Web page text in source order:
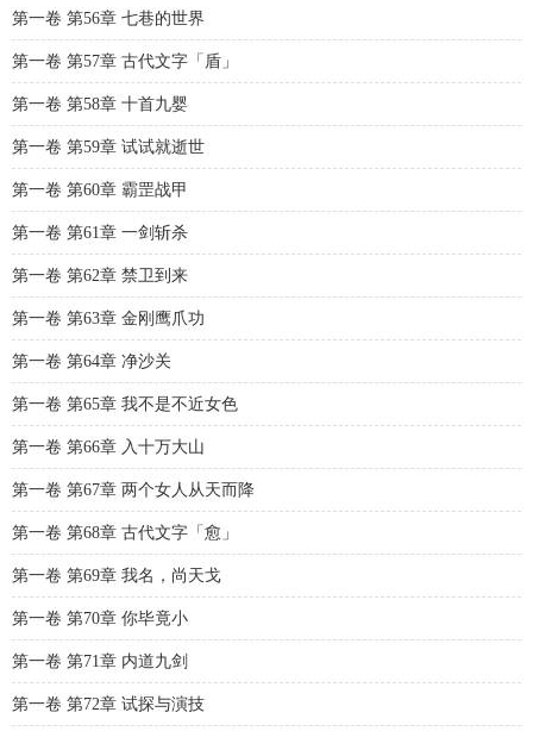
第一卷 第56章 七巷的世界
第一卷 第57章 古代文字「盾」
第一卷 第58章 十首九婴
第一卷 第59章 试试就逝世
第一卷 第60章 霸罡战甲
第一卷 第61章 一剑斩杀
第一卷 第62章 禁卫到来
第一卷 第63章 金刚鹰爪功
第一卷 第64章 净沙关
第一卷 第65章 我不是不近女色
第一卷 第66章 入十万大山
第一卷 第67章 两个女人从天而降
第一卷 第68章 古代文字「愈」
第一卷 第69章 我名，尚天戈
第一卷 第70章 你毕竟小
第一卷 第71章 内道九剑
第一卷 第72章 试探与演技